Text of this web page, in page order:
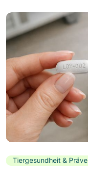
Tiergesundheit &